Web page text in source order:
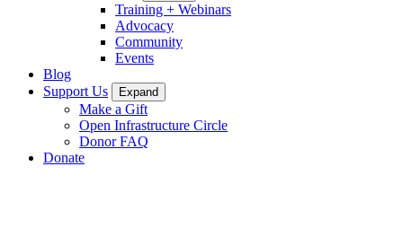
Training + Webinars
Advocacy
Community
Events
Blog
Support Us
Expand
Make a Gift
Open Infrastructure Circle
Donor FAQ
Donate